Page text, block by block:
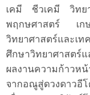
เคมี ชีวเคมี วิทย
พฤกษศาสตร์ เก
วิทยาศาสตร์และ
ศึกษาวิทยาศาสตร์
ผลงานความก้าวหน้
จากอณูสู่ดวงดาวอี